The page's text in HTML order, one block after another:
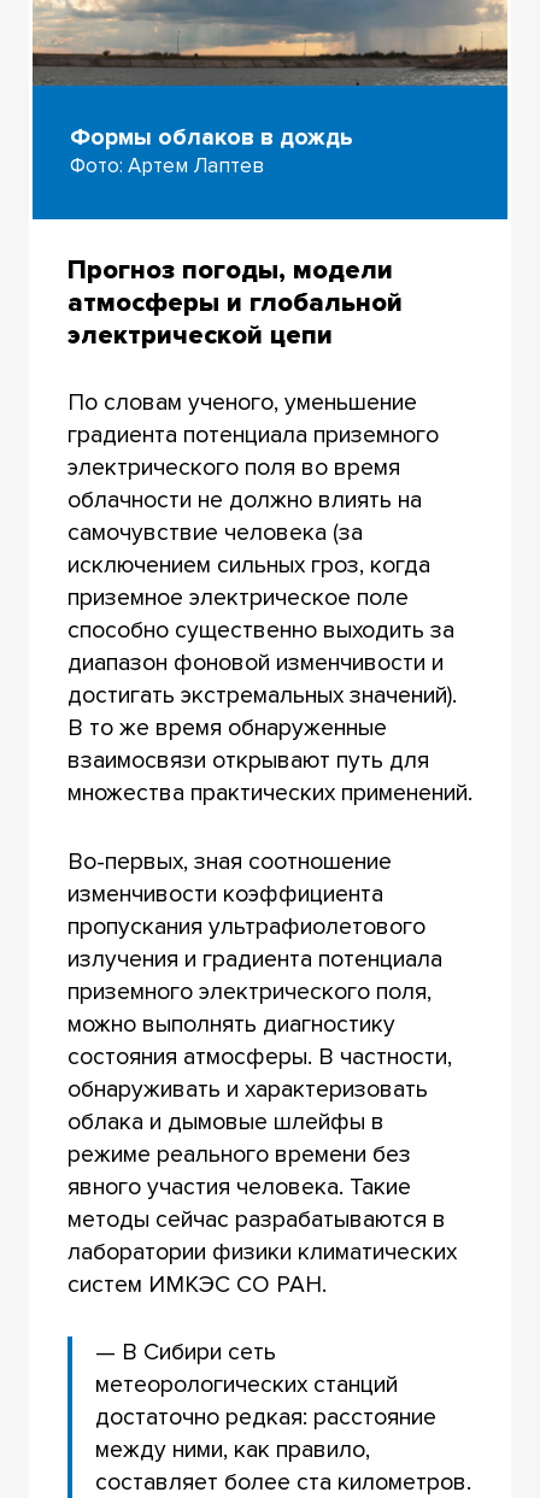
Формы облаков в дождь
Фото: Артем Лаптев
Прогноз погоды, модели
атмосферы и глобальной
электрической цепи
По словам ученого, уменьшение
градиента потенциала приземного
электрического поля во время
облачности не должно влиять на
самочувствие человека (за
исключением сильных гроз, когда
приземное электрическое поле
способно существенно выходить за
диапазон фоновой изменчивости и
достигать экстремальных значений).
В то же время обнаруженные
взаимосвязи открывают путь для
множества практических применений.
Во-первых, зная соотношение
изменчивости коэффициента
пропускания ультрафиолетового
излучения и градиента потенциала
приземного электрического поля,
можно выполнять диагностику
состояния атмосферы. В частности,
обнаруживать и характеризовать
облака и дымовые шлейфы в
режиме реального времени без
явного участия человека. Такие
методы сейчас разрабатываются в
лаборатории физики климатических
систем ИМКЭС СО РАН.
— В Сибири сеть
метеорологических станций
достаточно редкая: расстояние
между ними, как правило,
составляет более ста километров.